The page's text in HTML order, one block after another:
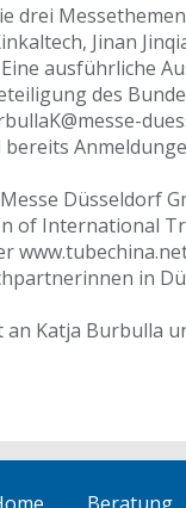
Jinan
des
Düsseldorf
of International
in
Katja Burbulla